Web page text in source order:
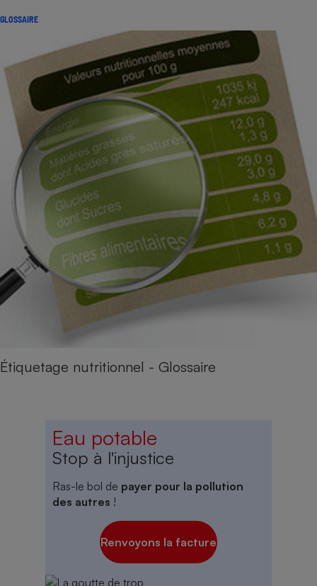
GLOSSAIRE
Étiquetage nutritionnel - Glossaire
Eau potable
Stop à l'injustice
Ras-le bol de payer pour la pollution
des autres !
Renvoyons la facture